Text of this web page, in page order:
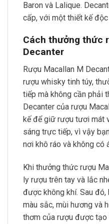
Baron và Lalique.
cấp, với một thiết kế
Cách thưởng thức
Decanter
Rượu Macallan M
rượu whisky tinh túy,
tiếp mà không cần phải
Decanter của rượu
kế để giữ rượu tươi mát
sáng trực tiếp, vì vậy
nơi khô ráo và không có
Khi thưởng thức rượu
ly rượu trên tay và lắc
được không khí. Sau đó,
màu sắc, mùi hương và
thơm của rượu được